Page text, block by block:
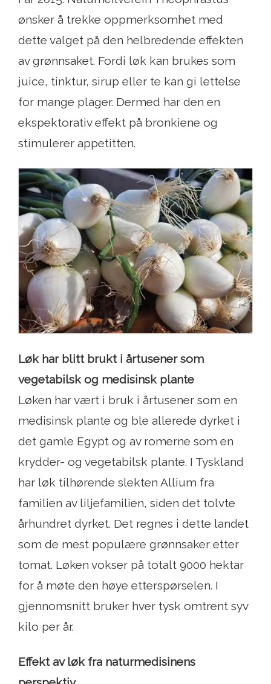
ønsker å trekke oppmerksomhet med
dette valget på den helbredende effekten
av grønnsaket. Fordi løk kan brukes som
juice, tinktur, sirup eller te kan gi lettelse
for mange plager. Dermed har den en
ekspektorativ effekt på bronkiene og
stimulerer appetitten.
Løk har blitt brukt i årtusener som
vegetabilsk og medisinsk plante
Løken har vært i bruk i årtusener som en
medisinsk plante og ble allerede dyrket i
det gamle Egypt og av romerne som en
krydder- og vegetabilsk plante. I Tyskland
har løk tilhørende slekten Allium fra
familien av liljefamilien, siden det tolvte
århundret dyrket. Det regnes i dette landet
som de mest populære grønnsaker etter
tomat. Løken vokser på totalt 9000 hektar
for å møte den høye etterspørselen. I
gjennomsnitt bruker hver tysk omtrent syv
kilo per år.
Effekt av løk fra naturmedisinens